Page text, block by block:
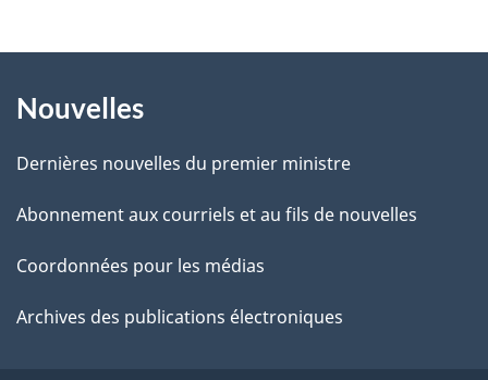
t
r
e
r
t
r
a
i
l
s
d
e
propos
de
ce
site
Nouvelles
Dernières nouvelles du premier ministre
Abonnement aux courriels et au fils de nouvelles
Coordonnées pour les médias
Archives des publications électroniques